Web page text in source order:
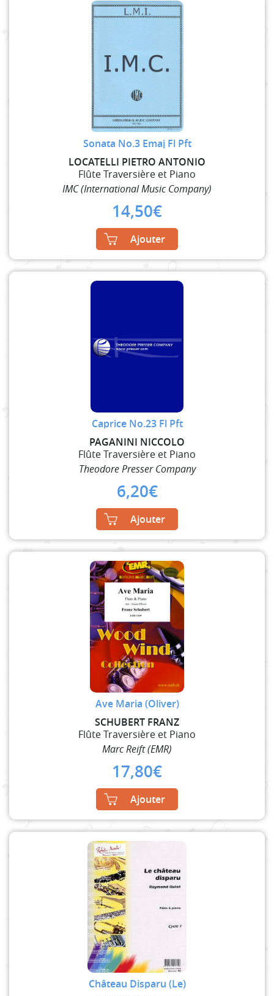
Sonata No.3 Emaj Fl Pft
LOCATELLI PIETRO ANTONIO
Flûte Traversière et Piano
IMC (International Music Company)
14,50€
Ajouter
Caprice No.23 Fl Pft
PAGANINI NICCOLO
Flûte Traversière et Piano
Theodore Presser Company
6,20€
Ajouter
Ave Maria (Oliver)
SCHUBERT FRANZ
Flûte Traversière et Piano
Marc Reift (EMR)
17,80€
Ajouter
Château Disparu (Le)